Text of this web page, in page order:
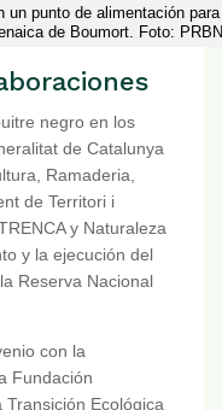
un punto de alimentación
de Boumort. Foto:
negro en los
de Catalunya
Ramaderia,
de Territori i
y Naturaleza
y la ejecución del
Reserva Nacional
con la
Fundación
Ecológica